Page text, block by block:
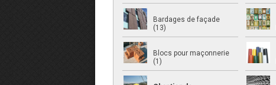
Bardages de façade
(13)
Blocs pour maçonnerie
(1)